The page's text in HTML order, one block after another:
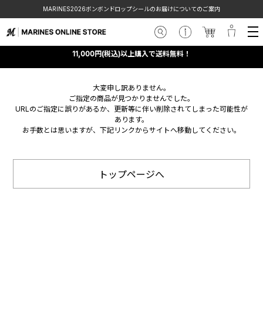
MARINES2026ボンボンドロップシールのお届けについてのご案内
11,000円(税込)以上購入で送料無料！
大変申し訳ありません。
ご指定の商品が見つかりませんでした。
URLのご指定に誤りがあるか、更新等に伴い削除されてしまった可能性が
あります。
お手数とは思いますが、下記リンクからサイトへ移動してください。
トップページへ